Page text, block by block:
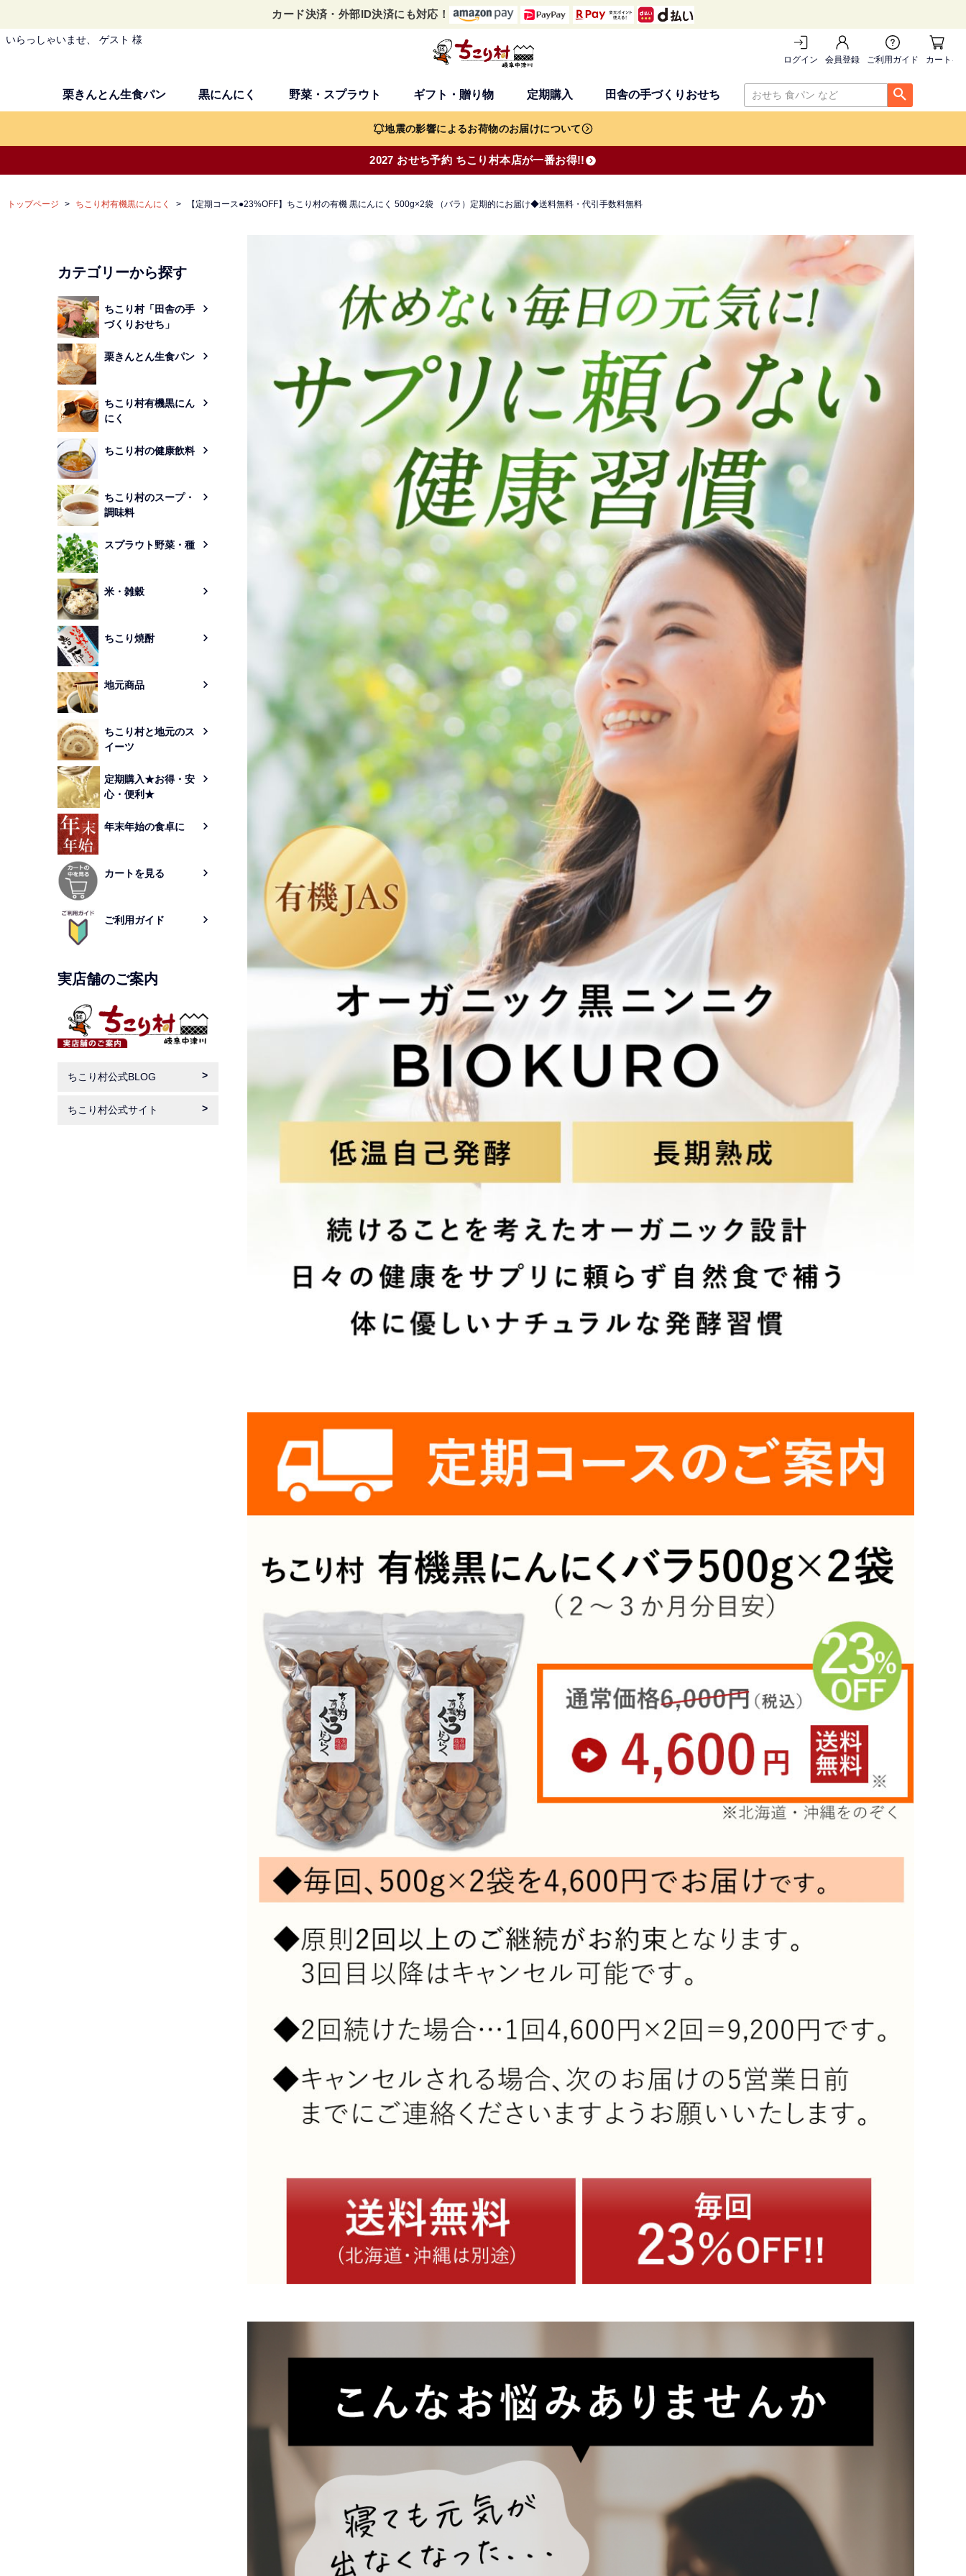
カード決済・外部ID決済にも対応！
いらっしゃいませ、 ゲスト 様
ログイン 会員登録 ご利用ガイド カートを
栗きんとん生食パン 黒にんにく 野菜・スプラウト ギフト・贈り物 定期購入 田舎の手づくりおせち
検索
地震の影響によるお荷物のお届けについて
2027 おせち予約 ちこり村本店が一番お得!!
トップページ ちこり村有機黒にんにく 【定期コース●23%OFF】ちこり村の有機 黒にんにく 500g×2袋 （バラ）定期的にお届け◆送料無料・代引手数料無料
カテゴリーから探す
ちこり村「田舎の手
づくりおせち」
栗きんとん生食パン
ちこり村有機黒にん
にく
ちこり村の健康飲料
ちこり村のスープ・
調味料
スプラウト野菜・種
米・雑穀
ちこり焼酎
地元商品
ちこり村と地元のス
イーツ
定期購入★お得・安
心・便利★
年末年始の食卓に
カートを見る
ご利用ガイド
実店舗のご案内
ちこり村公式BLOG
ちこり村公式サイト